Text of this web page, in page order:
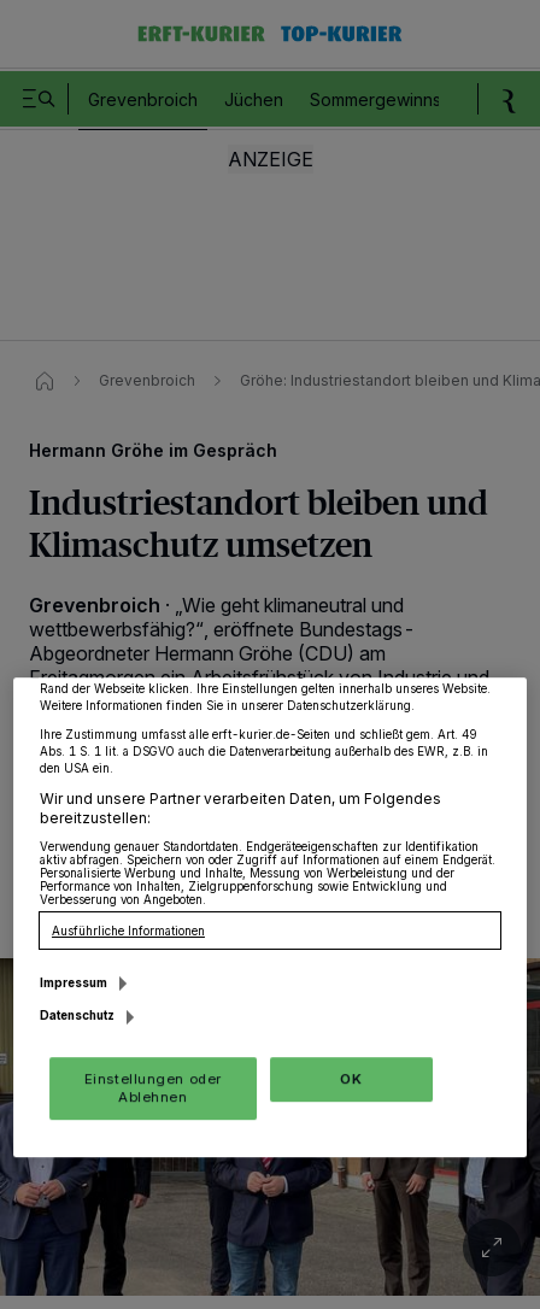
Grevenbroich Jüchen Sommergewinnspiel
Grevenbroich Gröhe: Industriestandort bleiben und
Hermann Gröhe im Gespräch
Industriestandort bleiben und
Klimaschutz umsetzen
Grevenbroich · „Wie geht klimaneutral und
wettbewerbsfähig?“, eröffnete Bundestags-
Abgeordneter Hermann Gröhe (CDU) am
Freitagmorgen ein Arbeitsfrühstück von Industrie und
Politik. Auf seine Einladung sind Schwergewichte der
Industrie und politische Gestalter von europäischer bis
zur lokalen Ebene gekommen.
08.11.2021 , 10:22 Uhr Eine Minute Lesezeit
Wir und unsere218 -Partner speichern und greifen auf personenbezogene Daten
Partner verarbeiten Daten, um Ihnen Dienste bereitzustellen“ aufgeführten
Zwecke. Wenn Tracker deaktiviert sind, sind manche Inhalte und Anzeigen
möglicherweise nicht mehr so relevant für Sie. Sie können dieses Menü jederzeit
wieder aufrufen, um Ihre Einstellungen zu ändern oder Ihre Einwilligung zu
widerrufen, indem Sie auf den Link Einstellungen oder Ablehnen am unteren
Rand der Webseite klicken. Ihre Einstellungen gelten innerhalb unseres Website.
Weitere Informationen finden Sie in unserer Datenschutzerklärung.
Ihre Zustimmung umfasst alle erft-kurier.de-Seiten und schließt gem. Art. 49
Abs. 1 S. 1 lit. a DSGVO auch die Datenverarbeitung außerhalb des EWR, z.B. in
den USA ein.
Wir und unsere Partner verarbeiten Daten, um Folgendes
bereitzustellen:
Verwendung genauer Standortdaten. Endgeräteeigenschaften zur Identifikation
aktiv abfragen. Speichern von oder Zugriff auf Informationen auf einem Endgerät.
Personalisierte Werbung und Inhalte, Messung von Werbeleistung und der
Performance von Inhalten, Zielgruppenforschung sowie Entwicklung und
Verbesserung von Angeboten.
Ausführliche Informationen
Impressum
Datenschutz
Einstellungen oder
Ablehnen
OK